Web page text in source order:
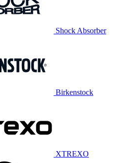
Shock Absorber
Birkenstock
XTREXO